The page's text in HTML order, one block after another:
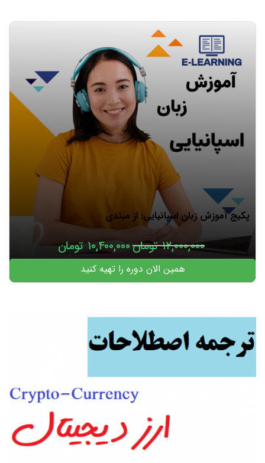
پکیج آموزش زبان اسپانیایی: از مبتدی
۱۲,۰۰۰,۰۰۰تومان۱۰,۴۰۰,۰۰۰ تومان
همین الان دوره را تهیه کنید